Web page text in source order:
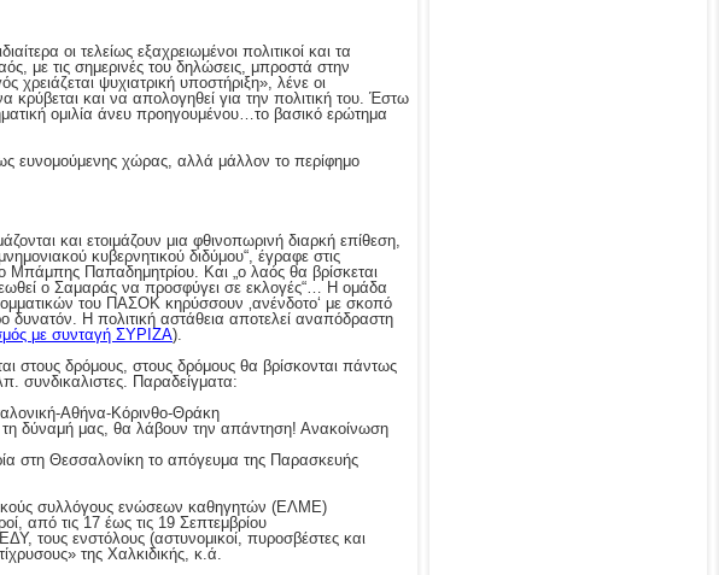
οι τελείως εξαχρειωμένοι πολιτικοί και τα
με τις σημερινές του δηλώσεις, μπροστά στην
χρειάζεται ψυχιατρική υποστήριξη», λένε οι
και να απολογηθεί για την πολιτική του. Έστω
ομιλία άνευ προηγουμένου…το βασικό ερώτημα
ευνομούμενης χώρας, αλλά μάλλον το περίφημο
και ετοιμάζουν μια φθινοπωρινή διαρκή επίθεση,
κυβερνητικού διδύμου“, έγραφε στις
Μπάμπης Παπαδημητρίου. Και „ο λαός θα βρίσκεται
ο Σαμαράς να προσφύγει σε εκλογές“… Η ομάδα
του ΠΑΣΟΚ κηρύσσουν ‚ανένδοτο‘ με σκοπό
δυνατόν. Η πολιτική αστάθεια αποτελεί αναπόδραστη
με συνταγή ΣΥΡΙΖΑ).
στους δρόμους, στους δρόμους θα βρίσκονται πάντως
συνδικαλιστες. Παραδείγματα:
Αθήνα-Κόρινθο-Θράκη
δύναμή μας, θα λάβουν την απάντηση! Ανακοίνωση
στη Θεσσαλονίκη το απόγευμα της Παρασκευής
συλλόγους ενώσεων καθηγητών (ΕΛΜΕ)
από τις 17 έως τις 19 Σεπτεμβρίου
τους ενστόλους (αστυνομικοί, πυροσβέστες και
της Χαλκιδικής, κ.ά.